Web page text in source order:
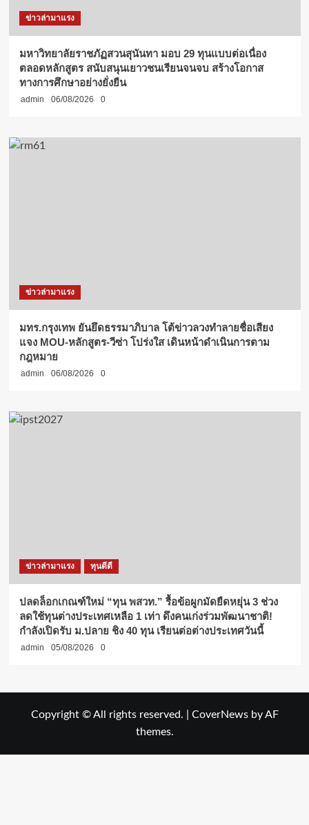
ข่าวล่ามาแรง
มหาวิทยาลัยราชภัฏสวนสุนันทา มอบ 29 ทุนแบบต่อเนื่อง
ตลอดหลักสูตร สนับสนุนเยาวชนเรียนจนจบ สร้างโอกาส
ทางการศึกษาอย่างยั่งยืน
admin 06/08/2026 0
ข่าวล่ามาแรง
มทร.กรุงเทพ ยันยึดธรรมาภิบาล โต้ข่าวลวงทำลายชื่อเสียง
แจง MOU-หลักสูตร-วีซ่า โปร่งใส เดินหน้าดำเนินการตาม
กฎหมาย
admin 06/08/2026 0
ข่าวล่ามาแรง ทุนดีดี
ปลดล็อกเกณฑ์ใหม่ “ทุน พสวท.” รื้อข้อผูกมัดยืดหยุ่น 3 ช่วง
ลดใช้ทุนต่างประเทศเหลือ 1 เท่า ดึงคนเก่งร่วมพัฒนาชาติ!
กำลังเปิดรับ ม.ปลาย ชิง 40 ทุน เรียนต่อต่างประเทศวันนี้
admin 05/08/2026 0
Copyright © All rights reserved. CoverNewsby AF
themes.